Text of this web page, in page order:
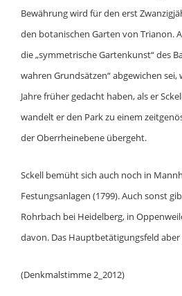
Bewährung wird für den erst
den botanischen Garten von Trianon.
die „symmetrische Gartenkunst“ des
wahren Grundsätzen“ abgewichen
Jahre früher gedacht haben, als er
wandelt er den Park zu einem
der Oberrheinebene übergeht.
Sckell bemüht sich auch noch in
Festungsanlagen (1799). Auch sonst
Rohrbach bei Heidelberg, in
davon. Das Hauptbetätigungsfeld
(Denkmalstimme 2_2012)